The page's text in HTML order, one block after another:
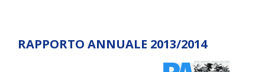
RAPPORTO ANNUALE 2013/2014